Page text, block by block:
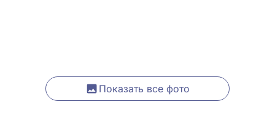
Показать все фото